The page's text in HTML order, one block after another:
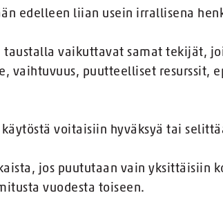
edelleen liian usein irrallisena
taustalla vaikuttavat samat tekijät,
vaihtuvuus, puutteelliset resurssit,
voitaisiin hyväksyä tai
jos puututaan vain yksittäisiin
vuodesta toiseen.